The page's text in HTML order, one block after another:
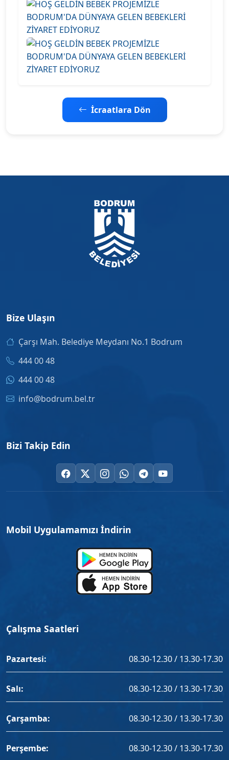
İcraatlara Dön
Bize Ulaşın
Çarşı Mah. Belediye Meydanı No.1 Bodrum
444 00 48
444 00 48
info@bodrum.bel.tr
Bizi Takip Edin
Mobil Uygulamamızı İndirin
Çalışma Saatleri
Pazartesi: 08.30-12.30 / 13.30-17.30
Salı: 08.30-12.30 / 13.30-17.30
Çarşamba: 08.30-12.30 / 13.30-17.30
Perşembe: 08.30-12.30 / 13.30-17.30